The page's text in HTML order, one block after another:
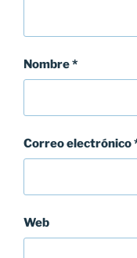
Nombre*
Correo electrónico
Web